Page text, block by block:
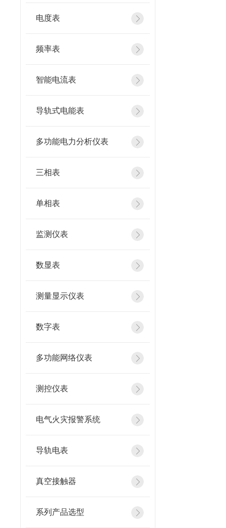
电度表
频率表
智能电流表
导轨式电能表
多功能电力分析仪表
三相表
单相表
监测仪表
数显表
测量显示仪表
数字表
多功能网络仪表
测控仪表
电气火灾报警系统
导轨电表
真空接触器
系列产品选型